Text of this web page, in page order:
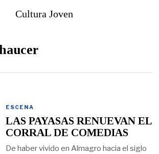
Cultura Joven
ESCENA
LAS PAYASAS RENUEVAN EL
CORRAL DE COMEDIAS
De haber vivido en Almagro hacia el siglo